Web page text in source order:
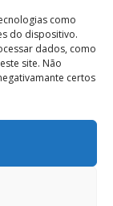
como
do dispositivo.
dados, como
site. Não
certos